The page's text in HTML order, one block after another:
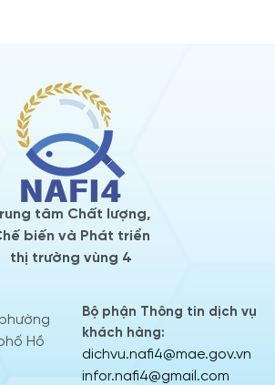
tâm Chất lượng,
biến và Phát triển
thị trường vùng 4
Hồ
Bộ phận Thông tin dịch vụ
khách hàng:
dichvu.nafi4@mae.gov.vn
infor.nafi4@gmail.com